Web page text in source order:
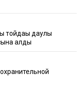
тойдағы даулы
алды